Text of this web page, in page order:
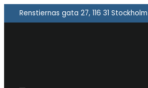
Renstiernas gata 27, 116 31 Stockholm